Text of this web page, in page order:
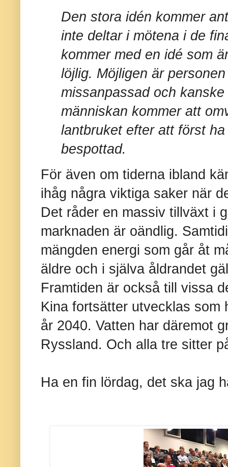
Den stora idén kommer
inte deltar i mötena i de
kommer med en idé som
löjlig. Möjligen är
missanpassad och
människan kommer att
lantbruket efter att först
bespottad.
För även om tiderna ibland
ihåg några viktiga saker när
Det råder en massiv tillväxt i
marknaden är oändlig.
mängden energi som går åt
äldre och i själva åldrandet
Framtiden är också till vissa
Kina fortsätter utvecklas
år 2040. Vatten har däremot
Ryssland. Och alla tre sitter
Ha en fin lördag, det ska jag